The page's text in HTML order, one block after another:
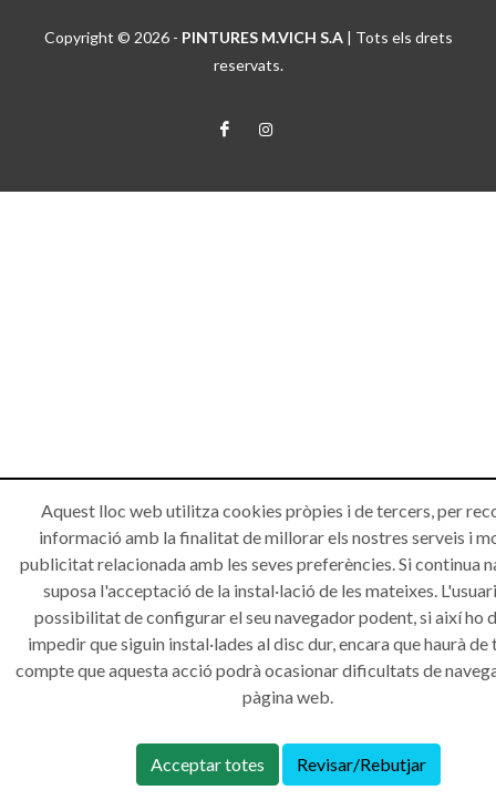
Copyright © 2026 - PINTURES M.VICH S.A| Tots els drets
reservats.
Aquest lloc web utilitza cookies pròpies i de tercers, per
informació amb la finalitat de millorar els nostres serveis i
publicitat relacionada amb les seves preferències. Si continua
suposa l'acceptació de la instal·lació de les mateixes.
possibilitat de configurar el seu navegador podent, si així ho
impedir que siguin instal·lades al disc dur, encara que haurà de
compte que aquesta acció podrà ocasionar dificultats de
pàgina web.
Acceptar totes Revisar/Rebutjar